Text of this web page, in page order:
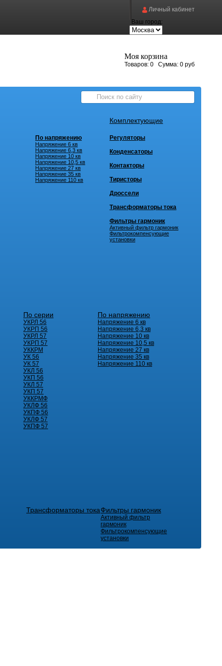
Личный кабинет
Ваш город:
Моя корзина
Товаров: 0 Сумма: 0 руб
По напряжению
Напряжение 6 кв
Напряжение 6,3 кв
Напряжение 10 кв
Напряжение 10,5 кв
Напряжение 27 кв
Напряжение 35 кв
Напряжение 110 кв
Комплектующие
Регуляторы
Конденсаторы
Контакторы
Тиристоры
Дроссели
Трансформаторы тока
Фильтры гармоник
Активный фильтр гармоник
Фильтрокомпенсующие
установки
По серии
УКРЛ 56
УКРП 56
УКРЛ 57
УКРП 57
УККРМ
УК 56
УК 57
УКЛ 56
УКП 56
УКЛ 57
УКП 57
УККРМФ
УКЛФ 56
УКПФ 56
УКЛФ 57
УКПФ 57
По напряжению
Напряжение 6 кв
Напряжение 6,3 кв
Напряжение 10 кв
Напряжение 10,5 кв
Напряжение 27 кв
Напряжение 35 кв
Напряжение 110 кв
Трансформаторы токаФильтры гармоник
Активный фильтр
гармоник
Фильтрокомпенсующие
установки